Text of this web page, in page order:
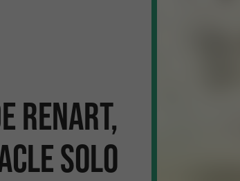
Renart,
solo